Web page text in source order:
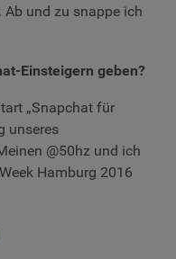
und zu snappe ich
Einsteigern geben?
„Snapchat für
unseres
@50hz und ich
Hamburg 2016